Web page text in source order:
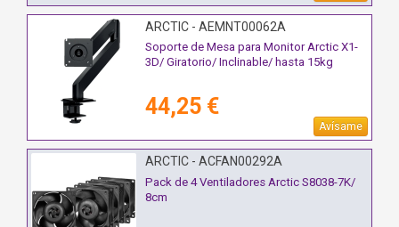
ARCTIC - AEMNT00062A
Soporte de Mesa para Monitor Arctic X1-
3D/ Giratorio/ Inclinable/ hasta 15kg
44,25 €
Avísame
ARCTIC - ACFAN00292A
Pack de 4 Ventiladores Arctic S8038-7K/
8cm